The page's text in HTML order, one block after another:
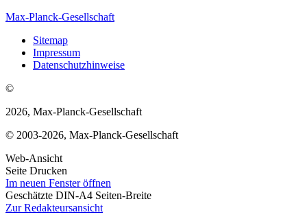
Max-Planck-Gesellschaft
Sitemap
Impressum
Datenschutzhinweise
©
2026, Max-Planck-Gesellschaft
© 2003-2026, Max-Planck-Gesellschaft
Web-Ansicht
Seite Drucken
Im neuen Fenster öffnen
Geschätzte DIN-A4 Seiten-Breite
Zur Redakteursansicht